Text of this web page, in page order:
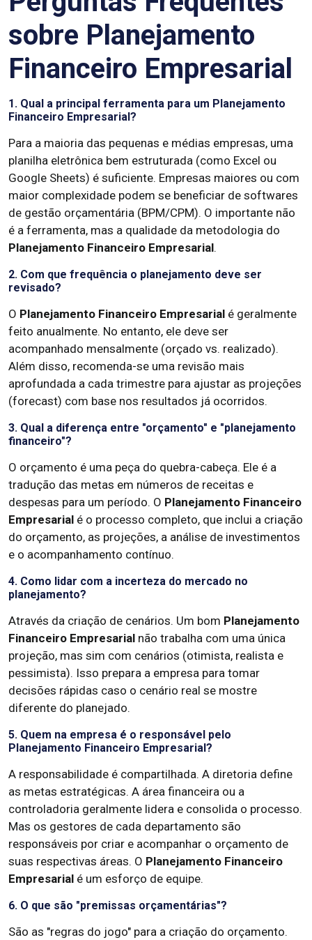
sobre Planejamento
Financeiro Empresarial
1. Qual a principal ferramenta para um Planejamento
Financeiro Empresarial?
Para a maioria das pequenas e médias empresas, uma
planilha eletrônica bem estruturada (como Excel ou
Google Sheets) é suficiente. Empresas maiores ou com
maior complexidade podem se beneficiar de softwares
de gestão orçamentária (BPM/CPM). O importante não
é a ferramenta, mas a qualidade da metodologia do
Planejamento Financeiro Empresarial.
2. Com que frequência o planejamento deve ser
revisado?
O Planejamento Financeiro Empresarial é geralmente
feito anualmente. No entanto, ele deve ser
acompanhado mensalmente (orçado vs. realizado).
Além disso, recomenda-se uma revisão mais
aprofundada a cada trimestre para ajustar as projeções
(forecast) com base nos resultados já ocorridos.
3. Qual a diferença entre "orçamento" e "planejamento
financeiro"?
O orçamento é uma peça do quebra-cabeça. Ele é a
tradução das metas em números de receitas e
despesas para um período. O Planejamento Financeiro
Empresarial é o processo completo, que inclui a criação
do orçamento, as projeções, a análise de investimentos
e o acompanhamento contínuo.
4. Como lidar com a incerteza do mercado no
planejamento?
Através da criação de cenários. Um bom Planejamento
Financeiro Empresarial não trabalha com uma única
projeção, mas sim com cenários (otimista, realista e
pessimista). Isso prepara a empresa para tomar
decisões rápidas caso o cenário real se mostre
diferente do planejado.
5. Quem na empresa é o responsável pelo
Planejamento Financeiro Empresarial?
A responsabilidade é compartilhada. A diretoria define
as metas estratégicas. A área financeira ou a
controladoria geralmente lidera e consolida o processo.
Mas os gestores de cada departamento são
responsáveis por criar e acompanhar o orçamento de
suas respectivas áreas. O Planejamento Financeiro
Empresarial é um esforço de equipe.
6. O que são "premissas orçamentárias"?
São as "regras do jogo" para a criação do orçamento.